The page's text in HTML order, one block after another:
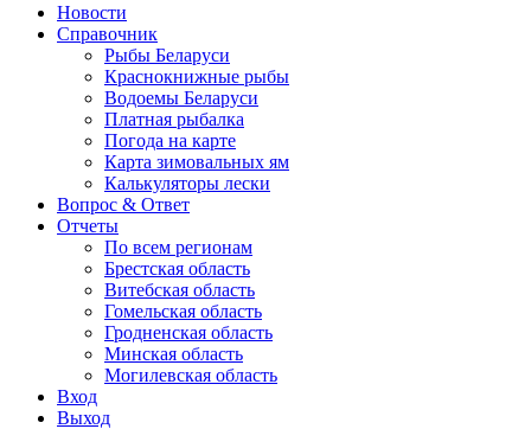
Новости
Справочник
Рыбы Беларуси
Краснокнижные рыбы
Водоемы Беларуси
Платная рыбалка
Погода на карте
Карта зимовальных ям
Калькуляторы лески
Вопрос & Ответ
Отчеты
По всем регионам
Брестская область
Витебская область
Гомельская область
Гродненская область
Минская область
Могилевская область
Вход
Выход